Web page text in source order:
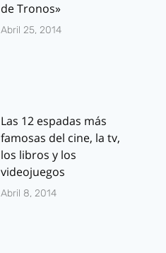
de Tronos»
Abril 25, 2014
Las 12 espadas más
famosas del cine, la tv,
los libros y los
videojuegos
Abril 8, 2014